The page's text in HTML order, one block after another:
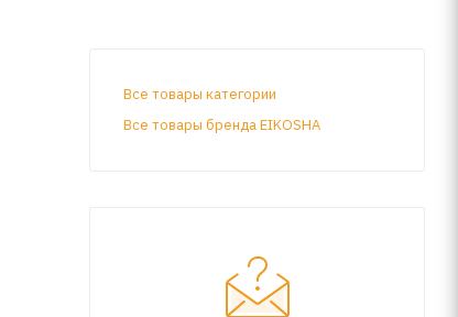
Все товары категории
Все товары бренда EIKOSHA